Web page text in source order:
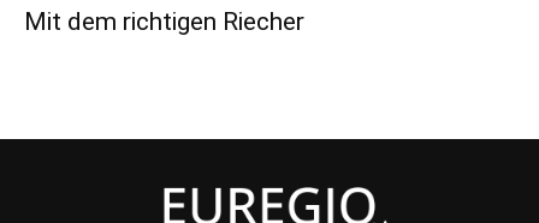
Mit dem richtigen Riecher